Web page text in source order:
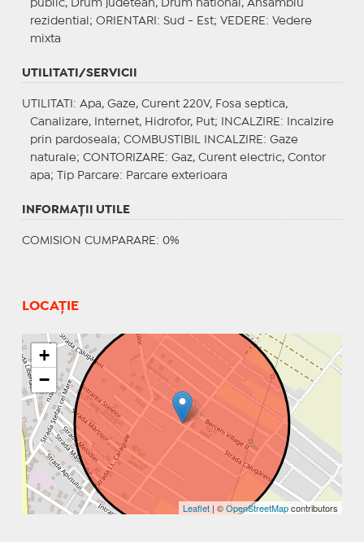
public, Drum judetean, Drum national, Ansamblu
rezidential; ORIENTARI : Sud - Est; VEDERE : Vedere
mixta
UTILITATI/SERVICII
UTILITATI : Apa, Gaze, Curent 220V, Fosa septica,
Canalizare, Internet, Hidrofor, Put;
INCALZIRE : Incalzire
prin pardoseala; COMBUSTIBIL INCALZIRE : Gaze
naturale; CONTORIZARE : Gaz, Curent electric, Contor
apa;
Tip Parcare: Parcare exterioara
INFORMAŢII UTILE
COMISION CUMPARARE: 0%
LOCAȚIE
+
−
Leaflet | ©OpenStreetMapcontributors